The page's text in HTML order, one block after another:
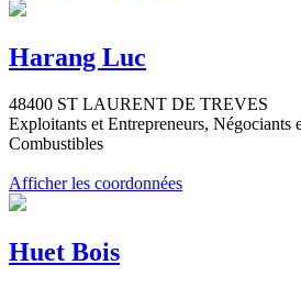
Harang Luc
48400 ST LAURENT DE TREVES
Exploitants et Entrepreneurs, Négociants
Combustibles
Afficher les coordonnées
Huet Bois